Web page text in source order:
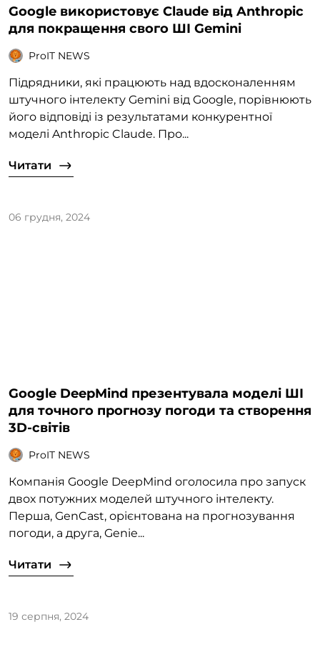
Google використовує Claude від Anthropic
для покращення свого ШІ Gemini
ProIT NEWS
Підрядники, які працюють над вдосконаленням
штучного інтелекту Gemini від Google, порівнюють
його відповіді із результатами конкурентної
моделі Anthropic Claude. Про...
Читати
06 грудня, 2024
Google DeepMind презентувала моделі ШІ
для точного прогнозу погоди та створення
3D-світів
ProIT NEWS
Компанія Google DeepMind оголосила про запуск
двох потужних моделей штучного інтелекту.
Перша, GenCast, орієнтована на прогнозування
погоди, а друга, Genie...
Читати
19 серпня, 2024